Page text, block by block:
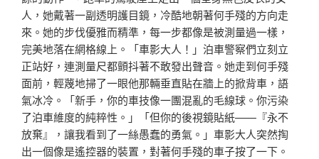
人，她戴著一副透明護目鏡，冷酷地朝著何手殘的方向走
來。她的步伐優雅而精準，每一步都像是被測量過一樣，
完美地落在網格線上。「車影大人！」泊車警察們立刻立
正站好，連測量尺都顫抖著不敢發出聲音。她走到何手殘
面前，輕蔑地掃了一眼他那輛垂直貼在牆上的掀背車，語
氣冰冷。「新手，你的車技像一團混亂的毛線球。你污染
了泊車維度的純粹性。」「但你的後視鏡貼紙——『永不
放棄』，讓我看到了一絲愚蠢的勇氣。」車影大人突然掏
出一個像是遙控器的裝置，對著何手殘的車子按了一下。